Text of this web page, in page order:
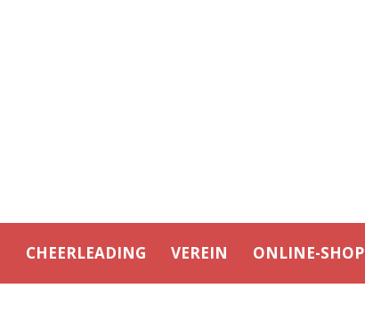
CHEERLEADING VEREIN ONLINE-SHOP